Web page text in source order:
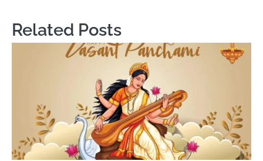
Related Posts